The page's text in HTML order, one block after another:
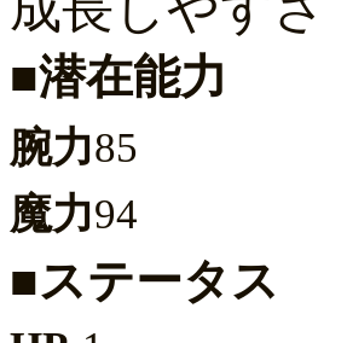
■潜在能力
腕力85
魔力94
■ステータス